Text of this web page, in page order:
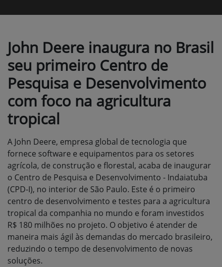
John Deere inaugura no Brasil
seu primeiro Centro de
Pesquisa e Desenvolvimento
com foco na agricultura
tropical
A John Deere, empresa global de tecnologia que
fornece software e equipamentos para os setores
agrícola, de construção e florestal, acaba de inaugurar
o Centro de Pesquisa e Desenvolvimento - Indaiatuba
(CPD-I), no interior de São Paulo. Este é o primeiro
centro de desenvolvimento e testes para a agricultura
tropical da companhia no mundo e foram investidos
R$ 180 milhões no projeto. O objetivo é atender de
maneira mais ágil às demandas do mercado brasileiro,
reduzindo o tempo de desenvolvimento de novas
soluções.